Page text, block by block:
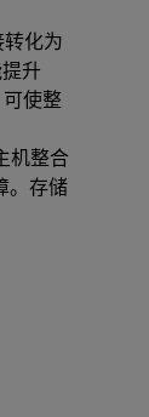
化为
升
使整
机整合
。存储